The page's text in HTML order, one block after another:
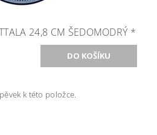
24,8 CM ŠEDOMODRÝ *
k této položce.